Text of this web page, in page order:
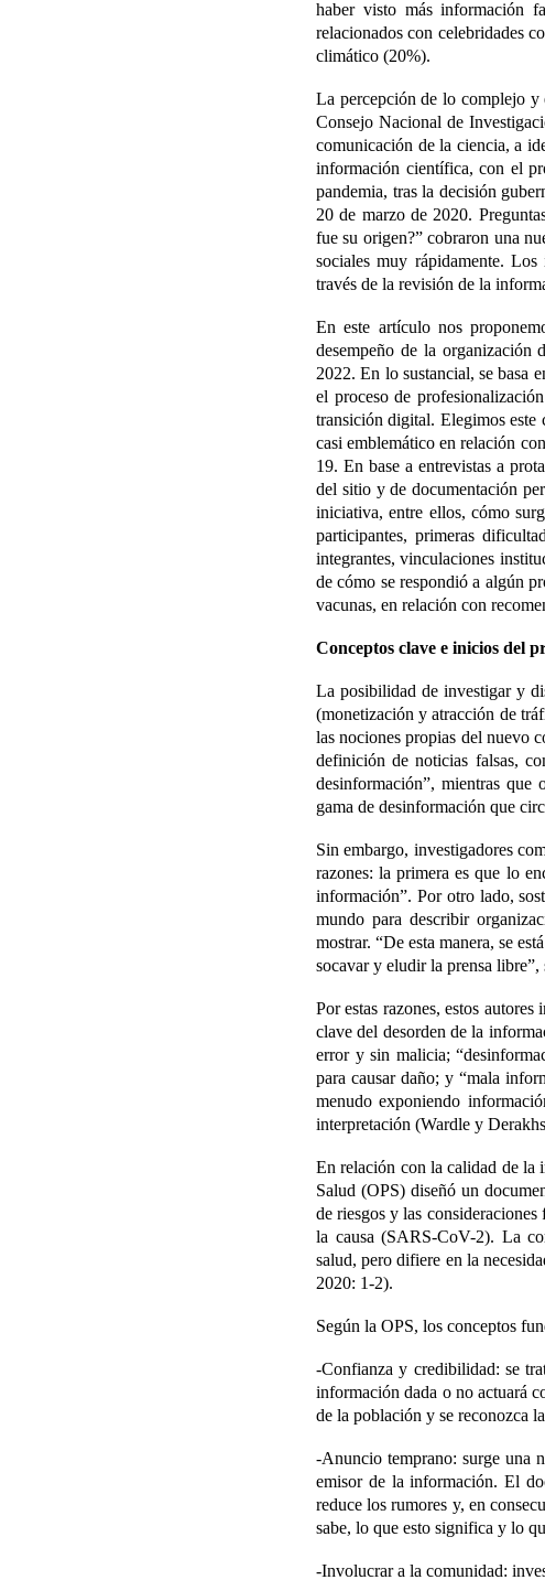
haber visto más información
relacionados con celebridades
climático (20%).
La percepción de lo complejo y
Consejo Nacional de
comunicación de la ciencia, a
información científica, con el
pandemia, tras la decisión
20 de marzo de 2020.
fue su origen?” cobraron una
sociales muy rápidamente.
través de la revisión de la
En este artículo nos
desempeño de la
2022. En lo sustancial, se basa
el proceso de
transición digital. Elegimos este
casi emblemático en relación
19. En base a entrevistas a
del sitio y de documentación
iniciativa, entre ellos, cómo
participantes, primeras
integrantes, vinculaciones
de cómo se respondió a algún
vacunas, en relación con
Conceptos clave e inicios del
La posibilidad de investigar y
(monetización y atracción de
las nociones propias del nuevo
definición de noticias falsas,
desinformación”, mientras que
gama de desinformación que
Sin embargo, investigadores
razones: la primera es que lo
información”. Por otro lado,
mundo para describir
mostrar. “De esta manera, se
socavar y eludir la prensa libre”,
Por estas razones, estos
clave del desorden de la
error y sin malicia;
para causar daño; y “mala
menudo exponiendo
interpretación (Wardle y
En relación con la calidad de la
Salud (OPS) diseñó un
de riesgos y las
la causa (SARS-CoV-2). La
salud, pero difiere en la
2020: 1-2).
Según la OPS, los conceptos
-Confianza y credibilidad: se
información dada o no actuará
de la población y se reconozca
-Anuncio temprano: surge una
emisor de la información. El
reduce los rumores y, en
sabe, lo que esto significa y lo
-Involucrar a la comunidad: